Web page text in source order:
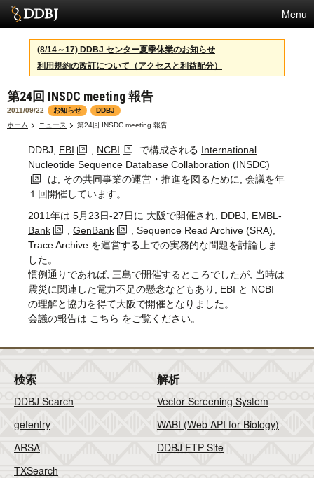
Menu
サービス
スパコン
統計
活動
センターについて
問合せ
English
(8/14～17) DDBJ センター夏季休業のお知らせ
利用規約の改訂について（アクセスと利益配分）
第24回 INSDC meeting 報告
2011/09/22 お知らせ
DDBJ
ホーム
ニュース 第24回 INSDC meeting 報告
DDBJ, EBI NCBI で構成される International
Nucleotide Sequence Database Collaboration (INSDC)
は, その共同事業の運営・推進を図るために, 会議を年
１回開催しています。
2011年は 5月23日-27日に 大阪で開催され, DDBJ
EMBL-
Bank
GenBank
, Sequence Read Archive (SRA),
Trace Archive を運営する上での実務的な問題を討論しま
した。
慣例通りであれば, 三島で開催するところでしたが, 当時は
震災に関連した電力不足の懸念などもあり, EBI と NCBI
の理解と協力を得て大阪で開催となりました。
会議の報告は こちら をご覧ください。
検索
DDBJ Search
getentry
ARSA
TXSearch
解析
Vector Screening System
WABI (Web API for Biology)
DDBJ FTP Site